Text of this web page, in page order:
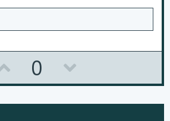
p
v
0
o
w